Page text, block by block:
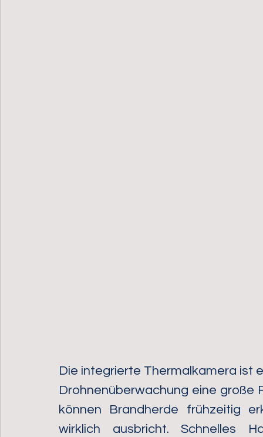
Die integrierte Thermalkamera ist
Drohnenüberwachung eine große
können Brandherde frühzeitig
wirklich ausbricht. Schnelles